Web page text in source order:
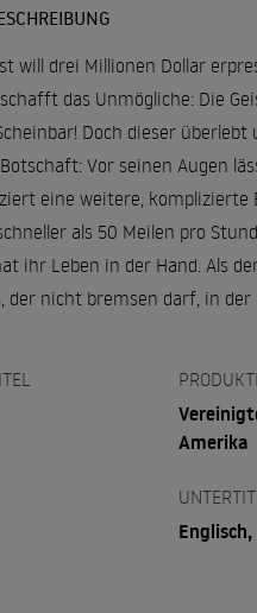
will drei Millionen Dollar
schafft das Unmögliche: Die
Doch dieser
Vor seinen Augen
eine weitere,
als 50 Meilen pro
ihr Leben in der Hand. Als
der nicht bremsen darf, in der
Amerika